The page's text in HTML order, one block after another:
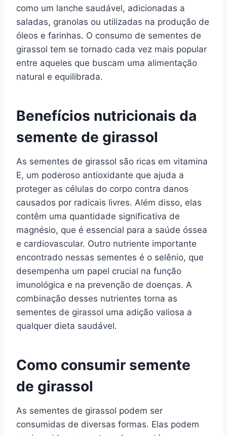
como um lanche saudável, adicionadas a
saladas, granolas ou utilizadas na produção de
óleos e farinhas. O consumo de sementes de
girassol tem se tornado cada vez mais popular
entre aqueles que buscam uma alimentação
natural e equilibrada.
Benefícios nutricionais da
semente de girassol
As sementes de girassol são ricas em vitamina
E, um poderoso antioxidante que ajuda a
proteger as células do corpo contra danos
causados por radicais livres. Além disso, elas
contêm uma quantidade significativa de
magnésio, que é essencial para a saúde óssea
e cardiovascular. Outro nutriente importante
encontrado nessas sementes é o selênio, que
desempenha um papel crucial na função
imunológica e na prevenção de doenças. A
combinação desses nutrientes torna as
sementes de girassol uma adição valiosa a
qualquer dieta saudável.
Como consumir semente
de girassol
As sementes de girassol podem ser
consumidas de diversas formas. Elas podem